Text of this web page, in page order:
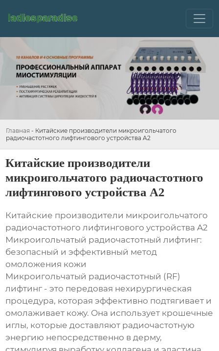
Главная - Китайские производители микроигольчатого
радиочастотного лифтингового устройства A2
Китайские производители
микроигольчатого радиочастотного
лифтингового устройства A2
Китайские производители микроигольчатого
радиочастотного лифтингового устройства A2
Микроигольчатый радиочастотный лифтинг:
безопасный и эффективный метод
омоложения кожи
Микроигольчатый радиочастотный (RF)
лифтинг - это передовая нехирургическая
процедура, которая эффективно подтягивает и
омолаживает кожу. Она использует крошечные
иглы, которые доставляют радиочастотную
энергию непосредственно в дерму,